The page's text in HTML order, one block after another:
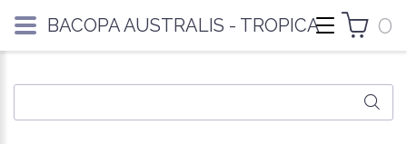
0
BACOPA AUSTRALIS - TROPICA